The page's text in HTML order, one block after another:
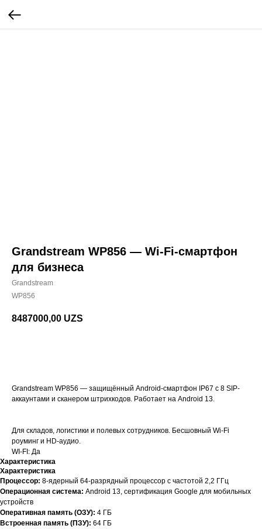
Grandstream WP856 — Wi-Fi-смартфон
для бизнеса
Grandstream
WP856
8487000,00 UZS
Grandstream WP856 — защищённый Android-смартфон IP67 с 8 SIP-
аккаунтами и сканером штрихкодов. Работает на Android 13.
Для складов, логистики и полевых сотрудников. Бесшовный Wi-Fi
роуминг и HD-аудио.
WI-FI: Да
Характеристика
Характеристика
Процессор: 8-ядерный 64-разрядный процессор с частотой 2,2 ГГц
Операционная система: Android 13, сертификация Google для мобильных
устройств
Оперативная память (ОЗУ): 4 ГБ
Встроенная память (ПЗУ): 64 ГБ